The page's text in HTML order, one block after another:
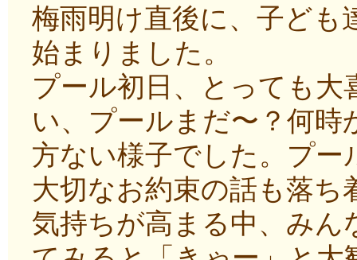
梅雨明け直後に、子ども
始まりました。
プール初日、とっても
い、プールまだ〜？何
方ない様子でした。プ
大切なお約束の話も落
気持ちが高まる中、み